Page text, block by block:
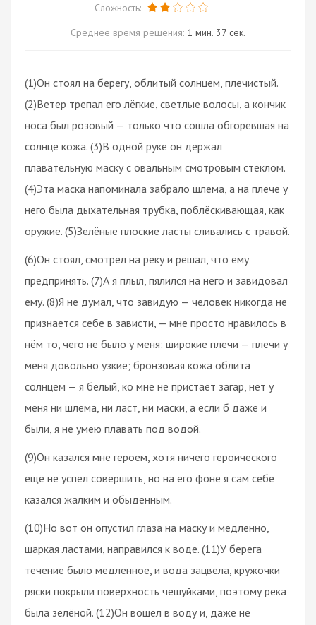
Сложность:
Среднее время решения: 1 мин. 37 сек.
(1)Он стоял на берегу, облитый солнцем, плечистый.
(2)Ветер трепал его лёгкие, светлые волосы, а кончик
носа был розовый — только что сошла обгоревшая на
солнце кожа. (3)В одной руке он держал
плавательную маску с овальным смотровым стеклом.
(4)Эта маска напоминала забрало шлема, а на плече у
него была дыхательная трубка, поблёскивающая, как
оружие. (5)Зелёные плоские ласты сливались с травой.
(6)Он стоял, смотрел на реку и решал, что ему
предпринять. (7)А я плыл, пялился на него и завидовал
ему. (8)Я не думал, что завидую — человек никогда не
признается себе в зависти, — мне просто нравилось в
нём то, чего не было у меня: широкие плечи — плечи у
меня довольно узкие; бронзовая кожа облита
солнцем — я белый, ко мне не пристаёт загар, нет у
меня ни шлема, ни ласт, ни маски, а если б даже и
были, я не умею плавать под водой.
(9)Он казался мне героем, хотя ничего героического
ещё не успел совершить, но на его фоне я сам себе
казался жалким и обыденным.
(10)Но вот он опустил глаза на маску и медленно,
шаркая ластами, направился к воде. (11)У берега
течение было медленное, и вода зацвела, кружочки
ряски покрыли поверхность чешуйками, поэтому река
была зелёной. (12)Он вошёл в воду и, даже не